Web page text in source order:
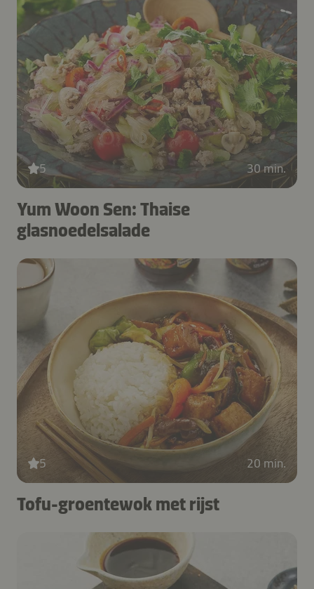
5 30 min.
Yum Woon Sen: Thaise
glasnoedelsalade
5 20 min.
Tofu-groentewok met rijst